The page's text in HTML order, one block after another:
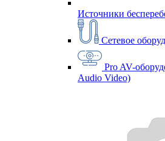
Источники
Сетевое
Pro AV-
Audio Video)